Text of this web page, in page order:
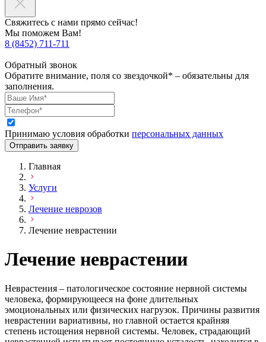
Свяжитесь с нами прямо сейчас!
Мы поможем Вам!
8 (8452) 711-711
Обратный звонок
Обратите внимание, поля со звездочкой* – обязательны для
заполнения.
Принимаю условия обработки персональных данных
Отправить заявку
Главная
Услуги
Лечение неврозов
Лечение неврастении
Лечение неврастении
Неврастения – патологическое состояние нервной системы
человека, формирующееся на фоне длительных
эмоциональных или физических нагрузок. Причины развития
неврастении вариативны, но главной остается крайняя
степень истощения нервной системы. Человек, страдающий